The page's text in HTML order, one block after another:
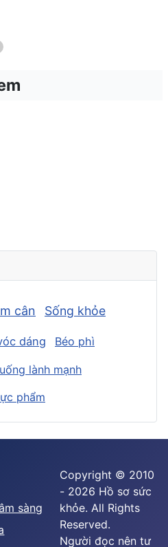
cân Sống khỏe
dáng Béo phì
lành mạnh
phẩm
sàng
Copyright © 2010
- 2026 Hồ sơ sức
khỏe. All Rights
Reserved.
Người đọc nên tư